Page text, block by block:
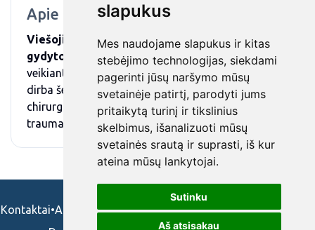
slapukus
Mes naudojame slapukus ir kitas
stebėjimo technologijas, siekdami
pagerinti jūsų naršymo mūsų
svetainėje patirtį, parodyti jums
pritaikytą turinį ir tikslinius
skelbimus, išanalizuoti mūsų
svetainės srautą ir suprasti, iš kur
ateina mūsų lankytojai.
Sutinku
Aš atsisakau
Apie mus
Viešoji įstaiga Tilžės g. bendrosios praktikos
gydytojo kabinetasjau 22 metus sėkmingai
veikiantis šeimos sveikatos centras Šiauliuose. Čia
dirba šeimos gydytojai, akušeriai – ginekologai,
chirurgai, endoskopuotojas, ortopedas –
traumatologas, odontologai.
Kontaktai•Apie mus•Naudojimosi taisykės•Privatumo politika